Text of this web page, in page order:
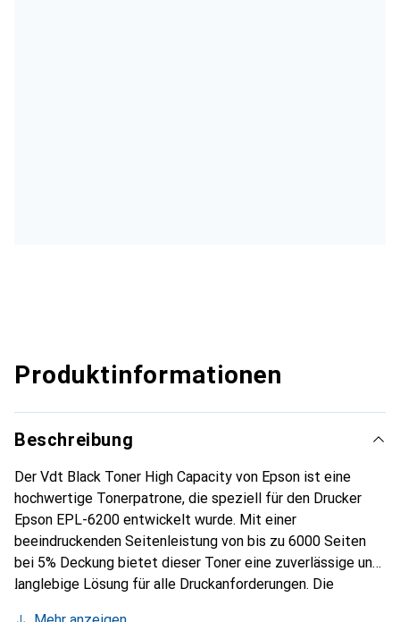
Produktinformationen
Beschreibung
Der Vdt Black Toner High Capacity von Epson ist eine
hochwertige Tonerpatrone, die speziell für den Drucker
Epson EPL-6200 entwickelt wurde. Mit einer
beeindruckenden Seitenleistung von bis zu 6000 Seiten
bei 5% Deckung bietet dieser Toner eine zuverlässige und
langlebige Lösung für alle Druckanforderungen. Die